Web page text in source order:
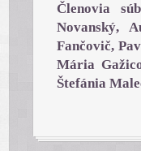
Členovia
Novanský,
Fančovič,
Mária
Štefánia